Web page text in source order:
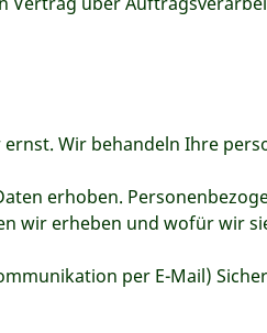
Wir behandeln Ihre
erhoben.
erheben und wofür wir
per E-Mail)